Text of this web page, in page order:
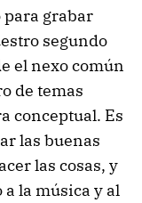
para grabar
segundo
el nexo común
de temas
conceptual. Es
las buenas
las cosas, y
la música y al